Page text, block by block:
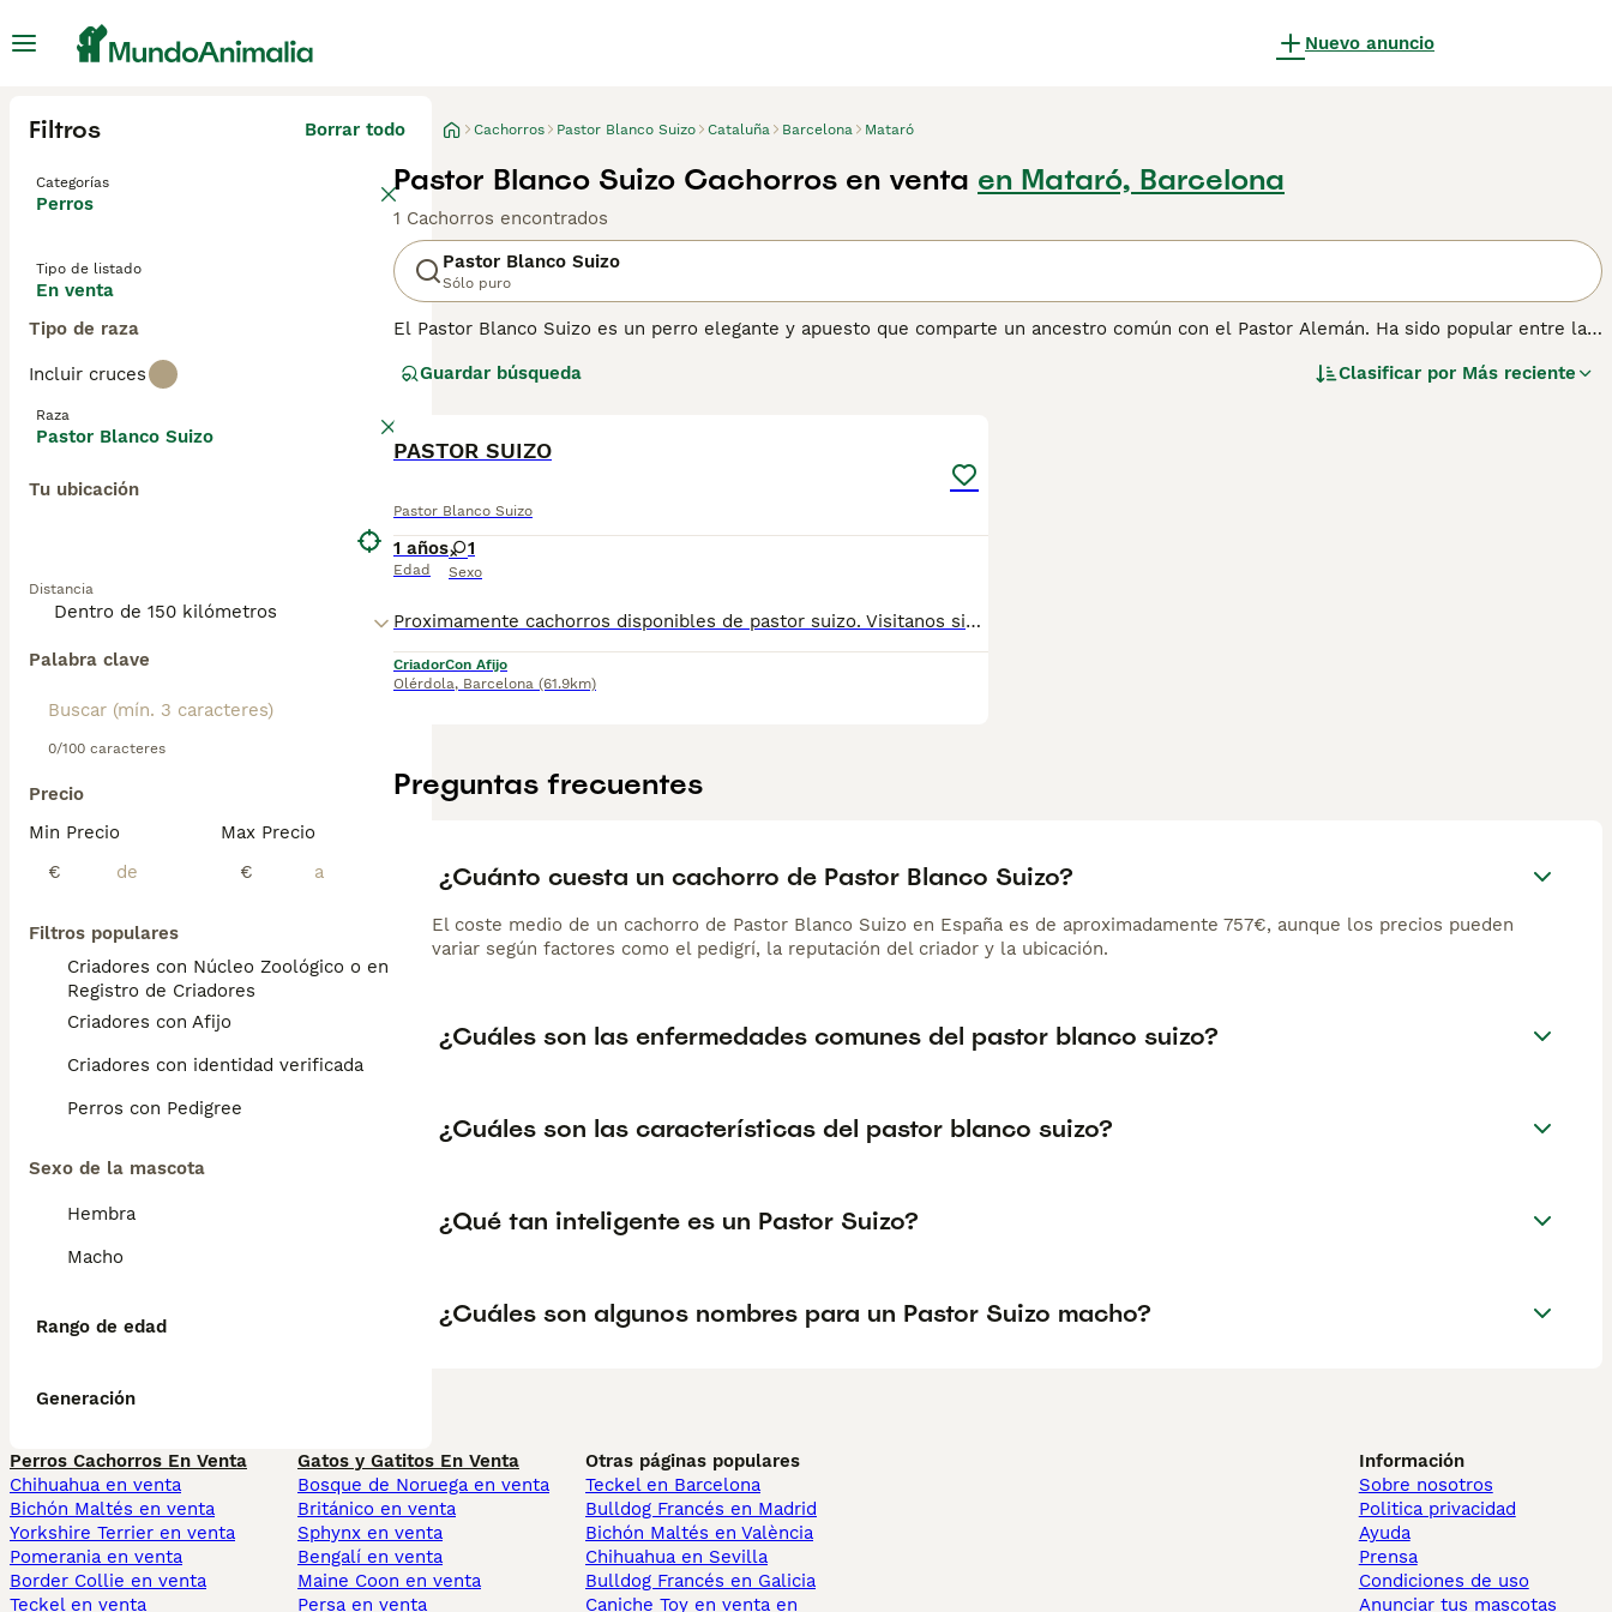
Nuevo anuncio
Filtros Borrar todo
Categorías
Perros
Tipo de listado
En venta
Tipo de raza
Incluir cruces
Raza
Pastor Blanco Suizo
Tu ubicación
Distancia
Palabra clave
0/100 caracteres
Precio
Min Precio
€
Max Precio
€
Filtros populares
Criadores con Núcleo Zoológico o en el
Registro de Criadores
Criadores con Afijo
Criadores con identidad verificada
Perros con Pedigree
Sexo de la mascota
Hembra
Macho
Rango de edad
Generación
Cachorros Pastor Blanco Suizo Cataluña Barcelona Mataró
Pastor Blanco Suizo Cachorros en venta en Mataró, Barcelona
1 Cachorros encontrados
Pastor Blanco Suizo
Sólo puro
El Pastor Blanco Suizo es un perro elegante y apuesto que comparte un ancestro común con el Pastor Alemán. Ha sido popular entre la
encantadores perros, a menudo llamados Berger Blanc Suisse, son conocidos por ser ecuánimes y extremadamente amigables con los
Lee nuestrapágina de consejos de compra de Pastor Blanco Suizo
Guardar búsqueda Clasificar por Más reciente
PASTOR SUIZO
Pastor Blanco Suizo
1 años
Edad
1
Sexo
Proximamente cachorros disponibles de pastor suizo. Visitanos sin ningun tipo de compromiso gran exposicion de cachorros . Todos nuestros cachorros se entregan con las vacunas correspondientes a la edad y su microchip .Todas las garantias correspondientes
CriadorCon Afijo
Olérdola, Barcelona (61.9km)
Preguntas frecuentes
¿Cuánto cuesta un cachorro de Pastor Blanco Suizo?
El coste medio de un cachorro de Pastor Blanco Suizo en España es de aproximadamente 757€, aunque los precios pueden
variar según factores como el pedigrí, la reputación del criador y la ubicación.
¿Cuáles son las enfermedades comunes del pastor blanco suizo?
¿Cuáles son las características del pastor blanco suizo?
¿Qué tan inteligente es un Pastor Suizo?
¿Cuáles son algunos nombres para un Pastor Suizo macho?
Perros Cachorros En Venta
Chihuahua en venta
Bichón Maltés en venta
Yorkshire Terrier en venta
Pomerania en venta
Border Collie en venta
Teckel en venta
Gatos y Gatitos En Venta
Bosque de Noruega en venta
Británico en venta
Sphynx en venta
Bengalí en venta
Maine Coon en venta
Persa en venta
Otras páginas populares
Teckel en Barcelona
Bulldog Francés en Madrid
Bichón Maltés en València
Chihuahua en Sevilla
Bulldog Francés en Galicia
Caniche Toy en venta en
Información
Sobre nosotros
Politica privacidad
Ayuda
Prensa
Condiciones de uso
Anunciar tus mascotas